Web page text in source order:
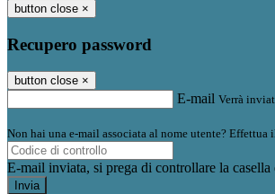
button close ×
Recupero password
button close ×
E-mail Verrà
Non hai una e-mail associata al nome utente? Effettua
E-mail inviata, si prega di controllare la casella